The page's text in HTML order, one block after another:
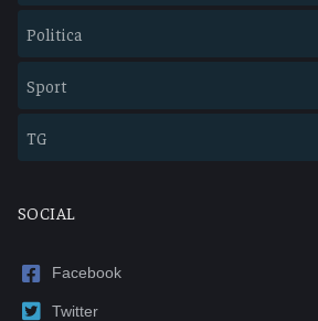
Politica
Sport
TG
SOCIAL
Facebook
Twitter